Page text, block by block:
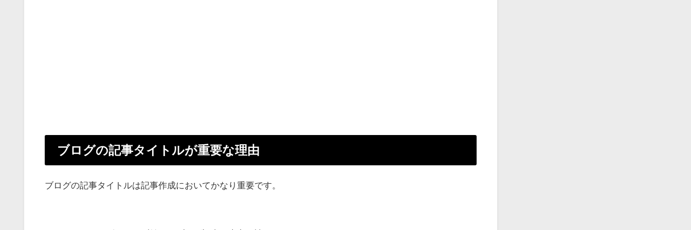
ブログの記事タイトルが重要な理由
ブログの記事タイトルは記事作成においてかなり重要です。